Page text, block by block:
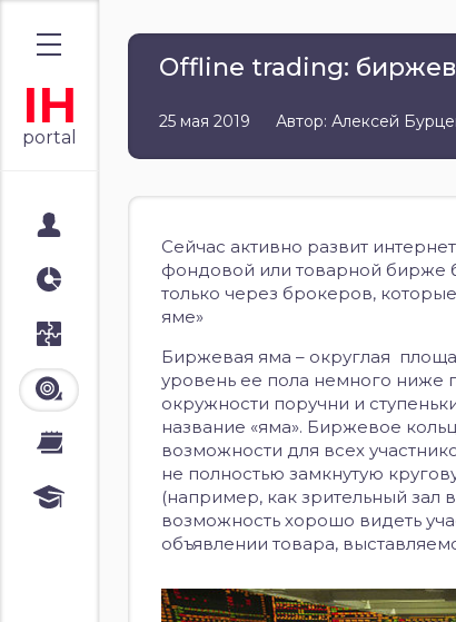
IH
portal
Аналитика
Лента
Календари
облигациям
Offline trading:
25 мая 2019 Автор: Алексей
Сейчас активно развит
фондовой или товарной бирже
только через брокеров,
яме»
Биржевая яма – округлая
уровень ее пола немного ниже
окружности поручни и
название «яма». Биржевое
возможности для всех
не полностью замкнутую
(например, как зрительный зал
возможность хорошо видеть
объявлении товара,